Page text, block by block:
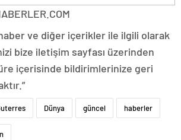
ve diğer içerikler ile ilgili olarak
bize iletişim sayfası üzerinden
içerisinde bildirimlerinize geri
Dünya güncel haberler